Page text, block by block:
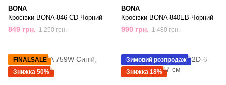
BONA
Кросівки BONA 846 CD Чорний
849 грн. 1 250 грн.
BONA
Кросівки BONA 840EB Чорний
990 грн. 1 480 грн.
FINALSALE
Знижка 50%
Зимовий розпродаж
Знижка 18%